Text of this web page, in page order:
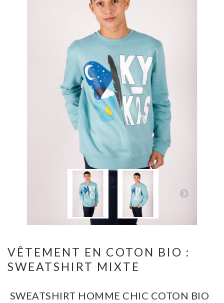
VÊTEMENT EN COTON BIO :
SWEATSHIRT MIXTE
SWEATSHIRT HOMME CHIC COTON BIO